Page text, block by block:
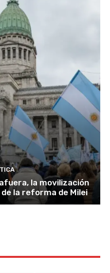
la movilización
la reforma de Milei